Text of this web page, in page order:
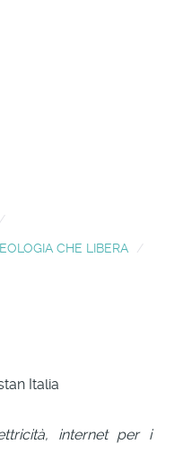
CHE LIBERA
Italia
internet per i